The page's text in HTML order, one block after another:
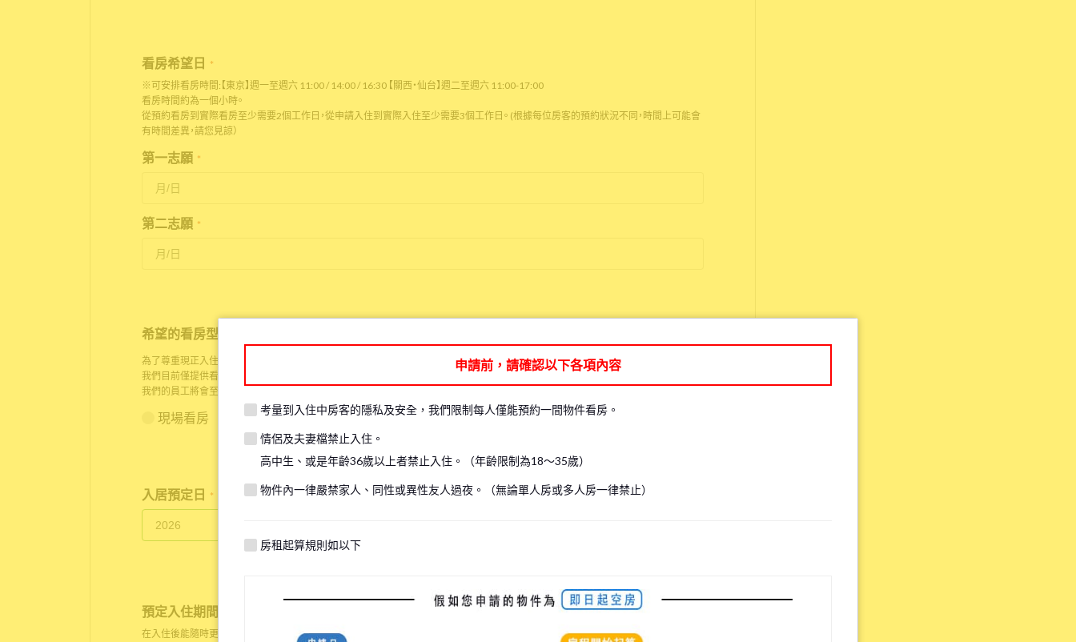
看房希望日
*
※可安排看房時間:【東京】週一至週六 11:00 / 14:00 / 16:30 【關西・仙台】週二至週六 11:00-17:00
看房時間約為一個小時。
從預約看房到實際看房至少需要2個工作日，從申請入住到實際入住至少需要3個工作日。 (根據每位房客的預約狀況不同，時間上可能會
有時間差異，請您見諒）
第一志願 *
第二志願 *
希望的看房型態
為了尊重現正入住房客的生活隱私，在某些情況下，可能無法進入房間內參觀。在這種情況下，我們僅能帶您參觀共用空間，請見諒。
我們目前僅提供看房服務給人已身在日本的顧客，請見諒。（包含現場看房及線上看房）
我們的員工將會至物件現場與您以
現場看房 線上看房
入居預定日 *
預定入住期間
在入住後能隨時更改。
申請前，請確認以下各項內容
考量到入住中房客的隱私及安全，我們限制每人僅能預約一間物件看房。
情侶及夫妻檔禁止入住。
高中生、或是年齡36歲以上者禁止入住。（年齡限制為18～35歲）
物件內一律嚴禁家人、同性或異性友人過夜。（無論單人房或多人房一律禁止）
房租起算規則如以下